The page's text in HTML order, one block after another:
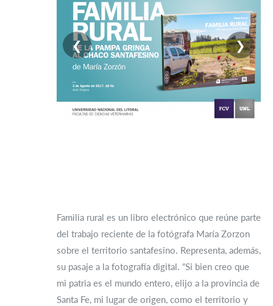
❮ ❯
Familia rural es un libro electrónico que reúne parte
del trabajo reciente de la fotógrafa María Zorzon
sobre el territorio santafesino. Representa, además,
su pasaje a la fotografía digital. “Si bien creo que
mi patria es el mundo entero, elijo a la provincia de
Santa Fe, mi lugar de origen, como el territorio y